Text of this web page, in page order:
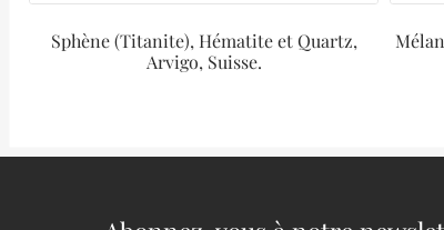
Sphène (Titanite), Hématite et Quartz,
Arvigo, Suisse.